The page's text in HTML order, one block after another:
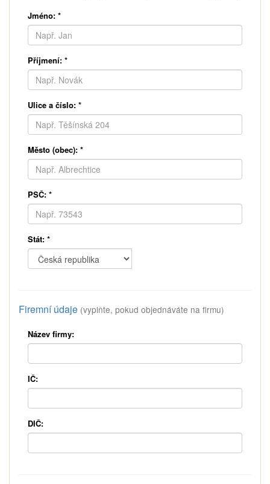
Jméno: *
Příjmení: *
Ulice a číslo: *
Město (obec): *
PSČ: *
Stát: *
Firemní údaje (vyplňte, pokud objednáváte na firmu)
Název firmy:
IČ:
DIČ: